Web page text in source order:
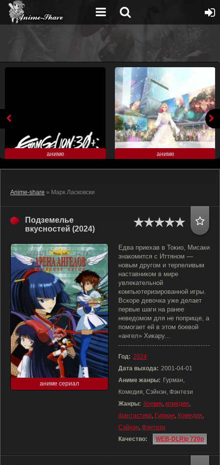
аниме аниме
Anime-share » Марк Ласковски
Подземелье
вкусностей (2024)
аниме сериал
Едва приехав в Токио, Мисаки
знакомится с Иттяном —
новым другом и терпеливым
наставником в мире
увлекательной
компьютеризированной игры.
Вскоре девочка уже делает
первые шаги на ранее
неведомом для не поприще, а
помогает ей в этом боевой
«ангел» Хикару...
Год: 2024
Дата выхода: 2001-04-01
Аниме жанры: Гурман,
Комедия, Сэйнэн, Фэнтези
Жанры: боевик, комедия,
фантастика, Гурман, Комедия,
Сэйнэн, Фэнтези
Качество:
WEB-DLRip 720p